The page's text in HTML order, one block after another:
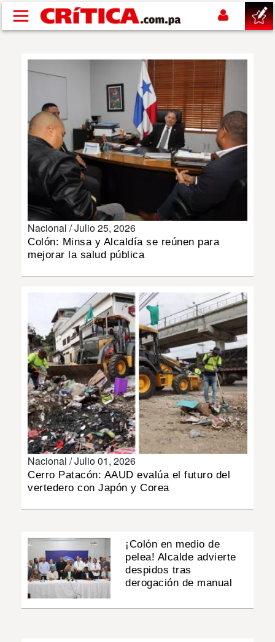
Pasar al contenido principal
NACIONAL
POLÍTICA
DEPORTES
MUNDO
MULTIMEDIA
IMPRESO
Nacional /Julio 25, 2026
Colón: Minsa y Alcaldía se reúnen para
mejorar la salud pública
Nacional /Julio 01, 2026
Cerro Patacón: AAUD evalúa el futuro del
vertedero con Japón y Corea
¡Colón en medio de
pelea! Alcalde advierte
despidos tras
derogación de manual